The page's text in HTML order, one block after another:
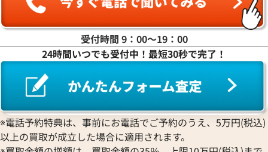
受付時間 9：00〜19：00
24時間いつでも受付中！最短30秒で完了！
※電話予約特典は、事前にお電話でご予約のうえ、5万円(税込)
以上の買取が成立した場合に適用されます。